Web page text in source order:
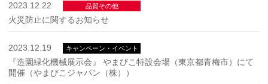
2023.12.22 品質その他
火災防止に関するお知らせ
2023.12.19 キャンペーン・イベント
『造園緑化機械展示会』 やまびこ特設会場（東京都青梅市）にて
開催（やまびこジャパン（株））